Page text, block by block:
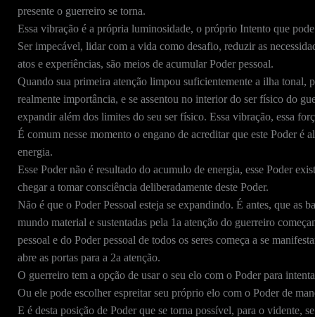
presente o guerreiro se torna.
Essa vibração é a própria luminosidade, o próprio Intento que
Ser impecável, lidar com a vida como desafio, reduzir as
atos e experiências, são meios de acumular Poder pessoal.
Quando sua primeira atenção limpou suficientemente a ilha tonal,
realmente importância, e se assentou no interior do ser físico do
expandir além dos limites do seu ser físico. Essa vibração, essa
É comum nesse momento o engano de acreditar que este Poder é
energia.
Esse Poder não é resultado do acumulo de energia, esse Poder
chegar a tomar consciência deliberadamente deste Poder.
Não é que o Poder Pessoal esteja se expandindo. É antes, que as
mundo material e sustentadas pela 1a atenção do guerreiro
pessoal e do Poder pessoal de todos os seres começa a se
abre as portas para a 2a atenção.
O guerreiro tem a opção de usar o seu elo com o Poder para
Ou ele pode escolher espreitar seu próprio elo com o Poder de
E é desta posição de Poder que se torna possível, para o vidente,